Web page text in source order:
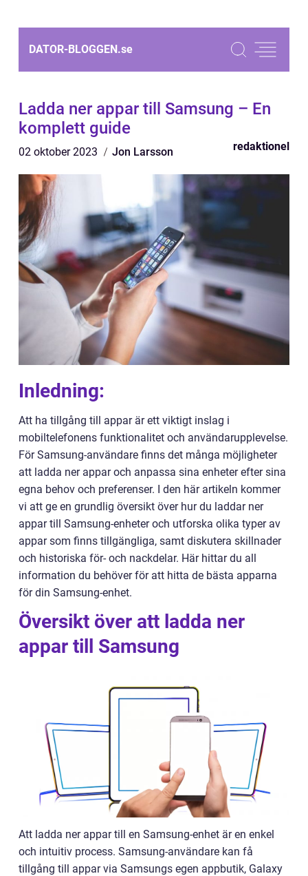
DATOR-BLOGGEN.se
Ladda ner appar till Samsung – En
komplett guide
02 oktober 2023 Jon Larsson redaktionel
Inledning:
Att ha tillgång till appar är ett viktigt inslag i
mobiltelefonens funktionalitet och användarupplevelse.
För Samsung-användare finns det många möjligheter
att ladda ner appar och anpassa sina enheter efter sina
egna behov och preferenser. I den här artikeln kommer
vi att ge en grundlig översikt över hur du laddar ner
appar till Samsung-enheter och utforska olika typer av
appar som finns tillgängliga, samt diskutera skillnader
och historiska för- och nackdelar. Här hittar du all
information du behöver för att hitta de bästa apparna
för din Samsung-enhet.
Översikt över att ladda ner
appar till Samsung
Att ladda ner appar till en Samsung-enhet är en enkel
och intuitiv process. Samsung-användare kan få
tillgång till appar via Samsungs egen appbutik, Galaxy